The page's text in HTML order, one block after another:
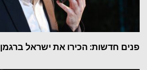
פנים חדשות: הכירו את ישראל ברגמן